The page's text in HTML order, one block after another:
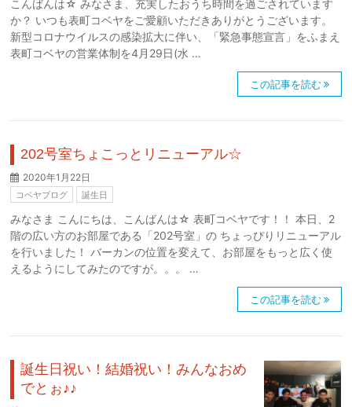
こんばんは☆ みなさま、充実したおうち時間を過ごされています
か？ いつも表町コベヤをご愛顧いただきありがとうございます。
新型コロナウイルスの感染拡大に伴い、「緊急事態宣言」をふまえ
表町コベヤの営業体制を4月29日(水 …
この記事を読む
202号室ちょこっとリニューアル☆
2020年1月22日
コベヤブログ 誕生日
みなさま こんにちは、こんばんは☆ 表町コベヤです！！ 本日、2
階の広い方のお部屋である「202号室」の ちょっぴりリニューアル
を行いました！ バーカンの位置を変えて、お部屋をもっと広く使
えるようにしてみたのですが。。。 …
この記事を読む
誕生日祝い！結婚祝い！みんなおめ
でとぉ♪♪